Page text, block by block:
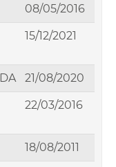
08/05/2016
15/12/2021
21/08/2020
22/03/2016
18/08/2011